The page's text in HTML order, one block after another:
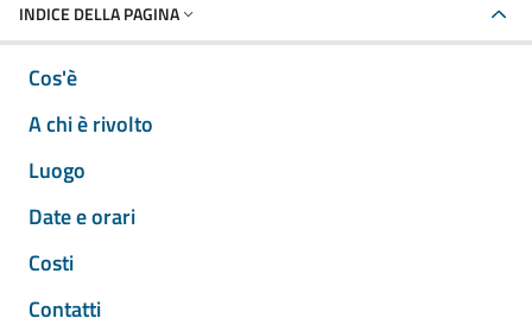
INDICE DELLA PAGINA
Cos'è
A chi è rivolto
Luogo
Date e orari
Costi
Contatti